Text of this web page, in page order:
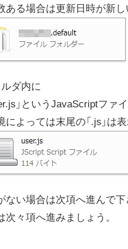
ある場合は更新日時が新し
ダ内に
」というJavaScriptファ
によっては末尾の「.js」は
がない場合は次項へ進んで下
次々項へ進みましょう。